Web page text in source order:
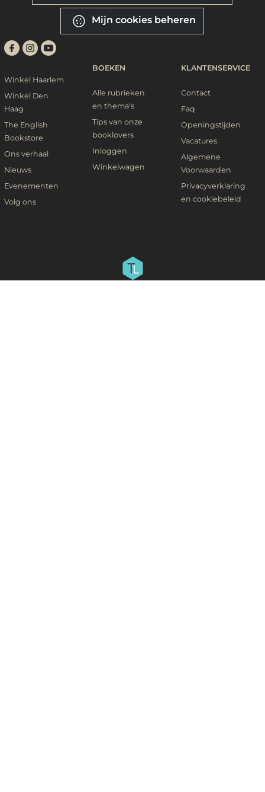
Mijn cookies beheren
Winkel Haarlem
Winkel Den
Haag
The English
Bookstore
Ons verhaal
Nieuws
Evenementen
Volg ons
BOEKEN
Alle rubrieken
en thema's
Tips van onze
booklovers
Inloggen
Winkelwagen
KLANTENSERVICE
Contact
Faq
Openingstijden
Vacatures
Algemene
Voorwaarden
Privacyverklaring
en cookiebeleid